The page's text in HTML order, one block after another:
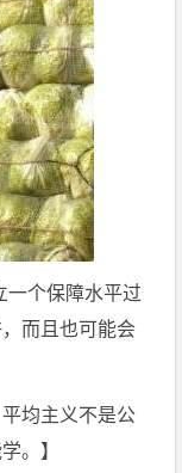
一个保障水平过
而且也可能会
均主义不是公
。】